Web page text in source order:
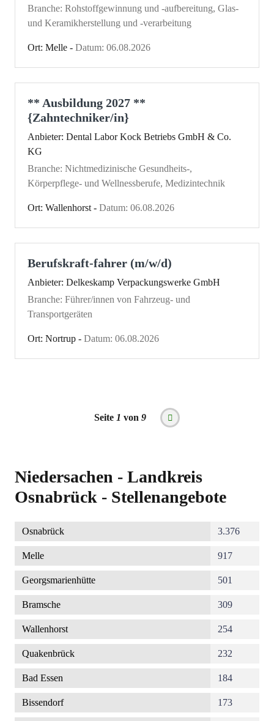
Branche: Rohstoffgewinnung und -aufbereitung, Glas-
und Keramikherstellung und -verarbeitung
Ort: Melle - Datum: 06.08.2026
** Ausbildung 2027 **
{Zahntechniker/in}
Anbieter: Dental Labor Kock Betriebs GmbH & Co.
KG
Branche: Nichtmedizinische Gesundheits-,
Körperpflege- und Wellnessberufe, Medizintechnik
Ort: Wallenhorst - Datum: 06.08.2026
Berufskraft-fahrer (m/w/d)
Anbieter: Delkeskamp Verpackungswerke GmbH
Branche: Führer/innen von Fahrzeug- und
Transportgeräten
Ort: Nortrup - Datum: 06.08.2026
Seitennummerierung
Seite 1 von 9
Nächste
Seite
Niedersachen - Landkreis
Osnabrück - Stellenangebote
Osnabrück 3.376
Melle 917
Georgsmarienhütte 501
Bramsche 309
Wallenhorst 254
Quakenbrück 232
Bad Essen 184
Bissendorf 173